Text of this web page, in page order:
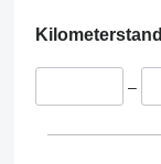
Kilometerstand
–